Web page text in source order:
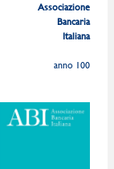
Associazione
Bancaria
Italiana
anno 100